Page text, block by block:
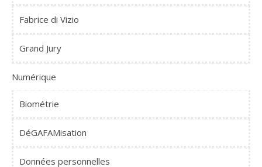
Fabrice di Vizio
Grand Jury
Numérique
Biométrie
DéGAFAMisation
Données personnelles